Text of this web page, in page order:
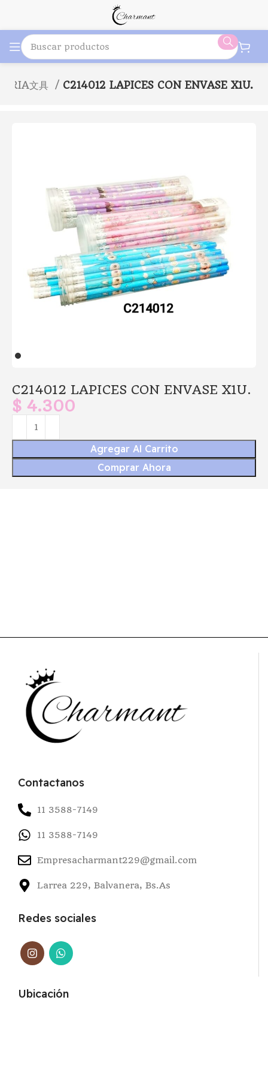
文具 C214012 LAPICES CON ENVASE X1U.
C214012 LAPICES CON ENVASE X1U.
$ 4.300
Agregar Al Carrito
Comprar Ahora
Contactanos
11 3588-7149
11 3588-7149
Empresacharmant229@gmail.com
Larrea 229, Balvanera, Bs.As
Redes sociales
Ubicación